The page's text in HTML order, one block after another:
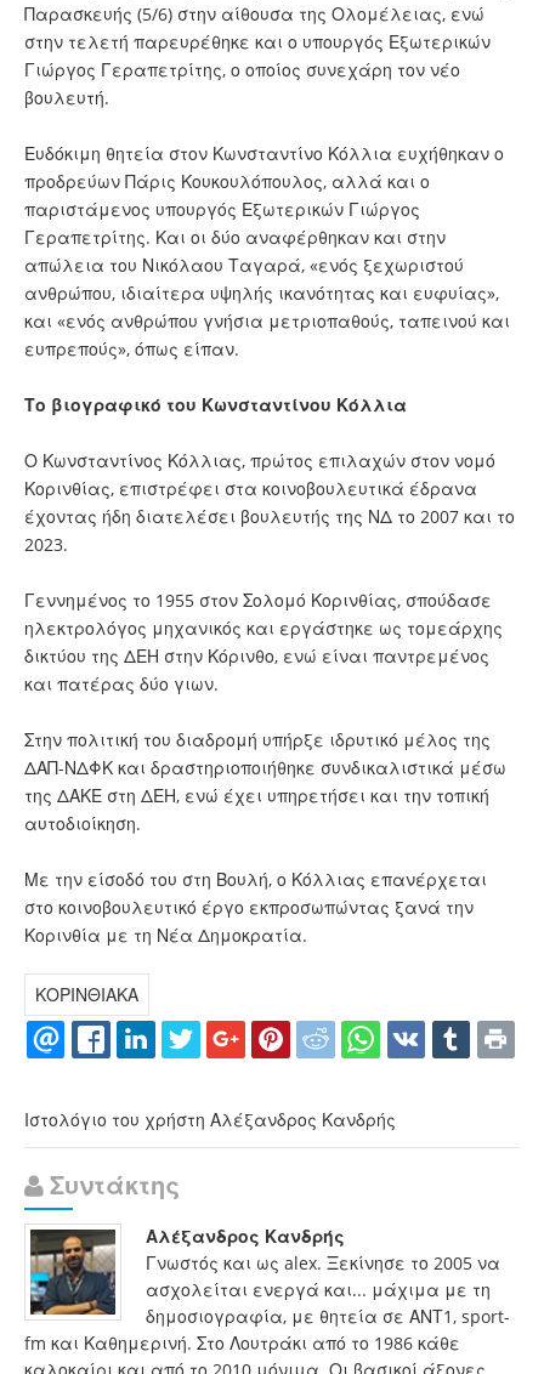
Παρασκευής (5/6) στην αίθουσα της Ολομέλειας, ενώ
στην τελετή παρευρέθηκε και ο υπουργός Εξωτερικών
Γιώργος Γεραπετρίτης, ο οποίος συνεχάρη τον νέο
βουλευτή.
Ευδόκιμη θητεία στον Κωνσταντίνο Κόλλια ευχήθηκαν ο
προδρεύων Πάρις Κουκουλόπουλος, αλλά και ο
παριστάμενος υπουργός Εξωτερικών Γιώργος
Γεραπετρίτης. Και οι δύο αναφέρθηκαν και στην
απώλεια του Νικόλαου Ταγαρά, «ενός ξεχωριστού
ανθρώπου, ιδιαίτερα υψηλής ικανότητας και ευφυίας»,
και «ενός ανθρώπου γνήσια μετριοπαθούς, ταπεινού και
ευπρεπούς», όπως είπαν.
Το βιογραφικό του Κωνσταντίνου Κόλλια
Ο Κωνσταντίνος Κόλλιας, πρώτος επιλαχών στον νομό
Κορινθίας, επιστρέφει στα κοινοβουλευτικά έδρανα
έχοντας ήδη διατελέσει βουλευτής της ΝΔ το 2007 και το
2023.
Γεννημένος το 1955 στον Σολομό Κορινθίας, σπούδασε
ηλεκτρολόγος μηχανικός και εργάστηκε ως τομεάρχης
δικτύου της ΔΕΗ στην Κόρινθο, ενώ είναι παντρεμένος
και πατέρας δύο γιων.
Στην πολιτική του διαδρομή υπήρξε ιδρυτικό μέλος της
ΔΑΠ-ΝΔΦΚ και δραστηριοποιήθηκε συνδικαλιστικά μέσω
της ΔΑΚΕ στη ΔΕΗ, ενώ έχει υπηρετήσει και την τοπική
αυτοδιοίκηση.
Με την είσοδό του στη Βουλή, ο Κόλλιας επανέρχεται
στο κοινοβουλευτικό έργο εκπροσωπώντας ξανά την
Κορινθία με τη Νέα Δημοκρατία.
ΚΟΡΙΝΘΙΑΚΑ
Ιστολόγιο του χρήστη Αλέξανδρος Κανδρής
Συντάκτης
Αλέξανδρος Κανδρής
Γνωστός και ως alex. Ξεκίνησε το 2005 να
ασχολείται ενεργά και... μάχιμα με τη
δημοσιογραφία, με θητεία σε ΑΝΤ1, sport-
fm και Καθημερινή. Στο Λουτράκι από το 1986 κάθε